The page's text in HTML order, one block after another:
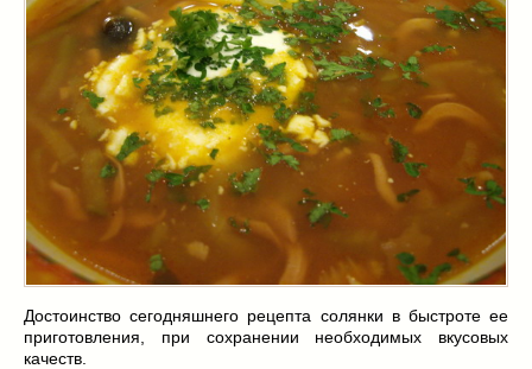
Достоинство сегодняшнего рецепта солянки в быстроте ее
приготовления, при сохранении необходимых вкусовых
качеств.